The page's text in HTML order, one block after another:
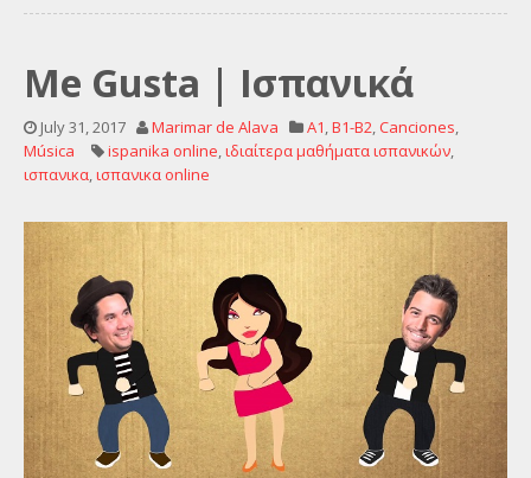
Me Gusta | Ισπανικά
July 31, 2017 Marimar de Alava A1 B1-B2 Canciones
Música
ispanika online ιδιαίτερα μαθήματα ισπανικών
ισπανικα ισπανικα online